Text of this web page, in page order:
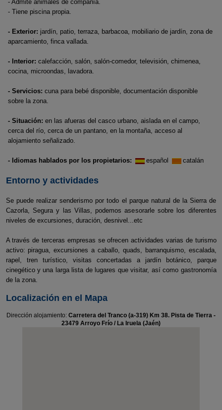
- Admite animales de compañía.
- Tiene piscina propia.
- Exterior: jardín, patio, terraza, barbacoa, mobiliario de jardín, zona de
aparcamiento, finca vallada.
- Interior: calefacción, salón, salón-comedor, televisión, chimenea,
cocina, microondas, lavadora.
- Servicios: cuna para bebé disponible, documentación disponible
sobre la zona.
- Situación: en las afueras del casco urbano, aislada en el campo,
cerca del río, cerca de un pantano, en la montaña, acceso al
alojamiento señalizado.
- Idiomas hablados por los propietarios: español catalán
Entorno y actividades
Se puede realizar senderismo por todo el parque natural de la Sierra de
Cazorla, Segura y las Villas, podemos asesorarle sobre los diferentes
niveles de excursiones, duración, desnivel...etc
A través de terceras empresas se ofrecen actividades varias de turismo
activo: piragua, excursiones a caballo, quads, barranquismo, escalada,
rapel, tren turístico, visitas concertadas a jardín botánico, parque
cinegético y una larga lista de lugares que visitar, así como gastronomía
de la zona.
Localización en el Mapa
Dirección alojamiento: Carretera del Tranco (a-319) Km 38. Pista de Tierra -
23479 Arroyo Frío / La Iruela (Jaén)